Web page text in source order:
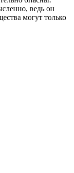
ведь он
могут только